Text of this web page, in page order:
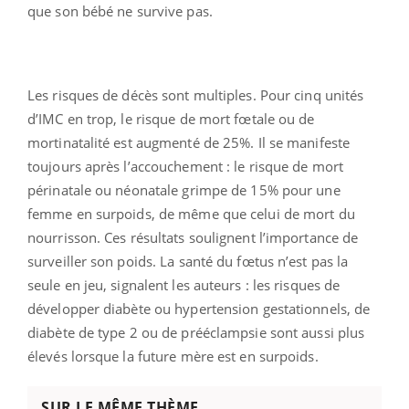
que son bébé ne survive pas.
Les risques de décès sont multiples. Pour cinq unités
d’IMC en trop, le risque de mort fœtale ou de
mortinatalité est augmenté de 25%. Il se manifeste
toujours après l’accouchement : le risque de mort
périnatale ou néonatale grimpe de 15% pour une
femme en surpoids, de même que celui de mort du
nourrisson. Ces résultats soulignent l’importance de
surveiller son poids. La santé du fœtus n’est pas la
seule en jeu, signalent les auteurs : les risques de
développer diabète ou hypertension gestationnels, de
diabète de type 2 ou de prééclampsie sont aussi plus
élevés lorsque la future mère est en surpoids.